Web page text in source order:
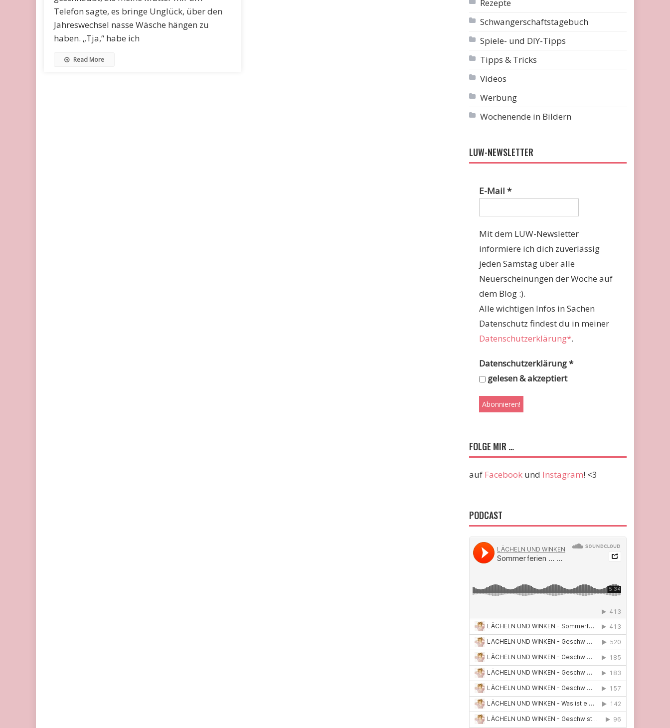
Telefon sagte, es bringe Unglück, über den
Jahreswechsel nasse Wäsche hängen zu
haben. „Tja,“ habe ich
Read More
Rezepte
Schwangerschaftstagebuch
Spiele- und DIY-Tipps
Tipps & Tricks
Videos
Werbung
Wochenende in Bildern
LUW-NEWSLETTER
E-Mail*
Mit dem LUW-Newsletter
informiere ich dich zuverlässig
jeden Samstag über alle
Neuerscheinungen der Woche auf
dem Blog :).
Alle wichtigen Infos in Sachen
Datenschutz findest du in meiner
Datenschutzerklärung*.
Datenschutzerklärung*
gelesen & akzeptiert
FOLGE MIR …
auf Facebook und Instagram! <3
PODCAST